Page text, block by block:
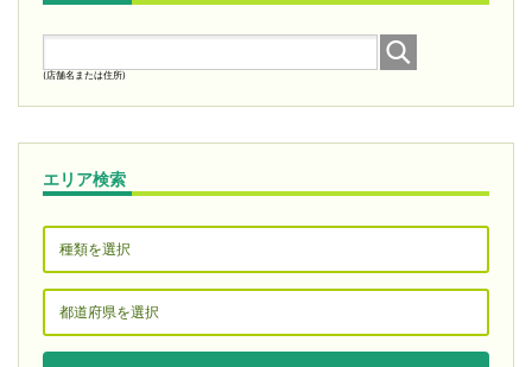
(店舗名または住所)
エリア検索